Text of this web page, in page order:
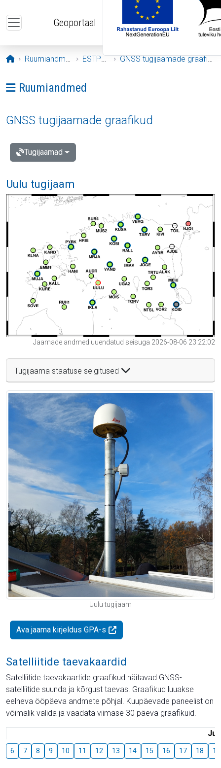
Geoportaal
Avaleht
Ruumiandmed ESTPOS GNSS tugijaamade graafikud
Ava menüü: Ruumiandmed
Ruumiandmed
GNSS tugijaamade graafikud
Tugijaamad
Uulu tugijaam
Jaamade andmed uuendatud seisuga 2026-08-06 23:22:02
Tugijaama staatuse selgitused
Uulu tugijaam
Ava jaama kirjeldus GPA-s
Satelliitide taevakaardid
Satelliitide taevakaartide graafikud näitavad GNSS-
satelliitide suunda ja kõrgust taevas. Graafikud luuakse
eelneva ööpäeva andmete põhjal. Kuupäevade paneelist on
võimalik valida ja vaadata viimase 30 päeva graafikuid.
6 7 8 9 10 11 12 13 14 15 16 17 18 19